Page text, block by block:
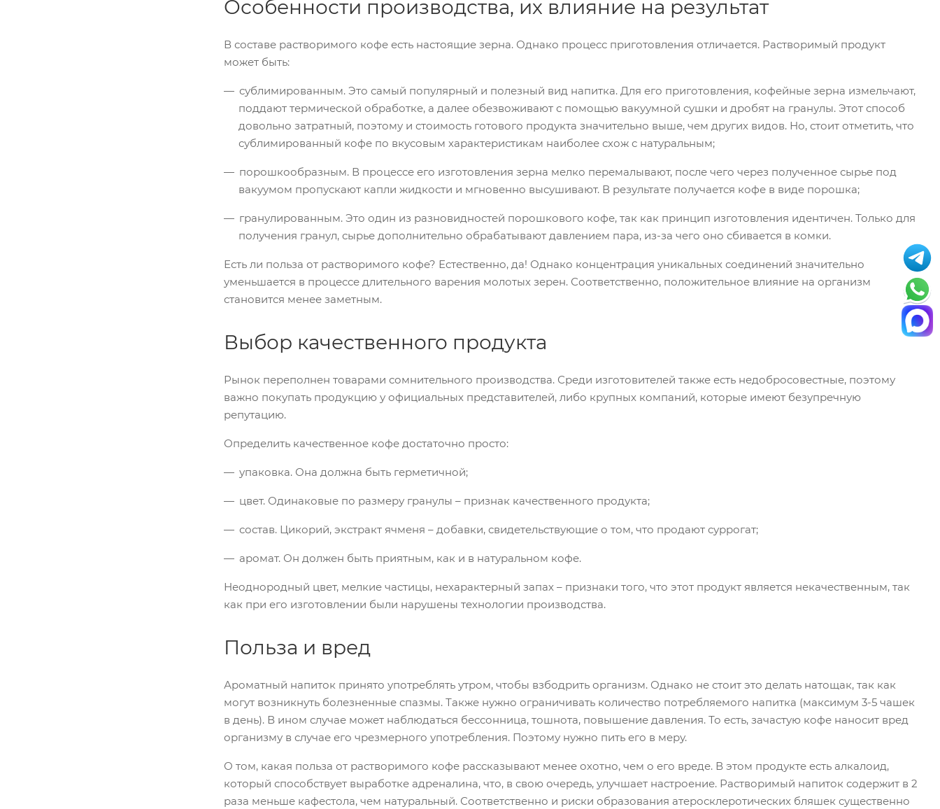
Особенности производства, их влияние на результат
В составе растворимого кофе есть настоящие зерна. Однако процесс приготовления отличается. Растворимый продукт
может быть:
сублимированным. Это самый популярный и полезный вид напитка. Для его приготовления, кофейные зерна измельчают,
поддают термической обработке, а далее обезвоживают с помощью вакуумной сушки и дробят на гранулы. Этот способ
довольно затратный, поэтому и стоимость готового продукта значительно выше, чем других видов. Но, стоит отметить, что
сублимированный кофе по вкусовым характеристикам наиболее схож с натуральным;
порошкообразным. В процессе его изготовления зерна мелко перемалывают, после чего через полученное сырье под
вакуумом пропускают капли жидкости и мгновенно высушивают. В результате получается кофе в виде порошка;
гранулированным. Это один из разновидностей порошкового кофе, так как принцип изготовления идентичен. Только для
получения гранул, сырье дополнительно обрабатывают давлением пара, из-за чего оно сбивается в комки.
Есть ли польза от растворимого кофе? Естественно, да! Однако концентрация уникальных соединений значительно
уменьшается в процессе длительного варения молотых зерен. Соответственно, положительное влияние на организм
становится менее заметным.
Выбор качественного продукта
Рынок переполнен товарами сомнительного производства. Среди изготовителей также есть недобросовестные, поэтому
важно покупать продукцию у официальных представителей, либо крупных компаний, которые имеют безупречную
репутацию.
Определить качественное кофе достаточно просто:
упаковка. Она должна быть герметичной;
цвет. Одинаковые по размеру гранулы – признак качественного продукта;
состав. Цикорий, экстракт ячменя – добавки, свидетельствующие о том, что продают суррогат;
аромат. Он должен быть приятным, как и в натуральном кофе.
Неоднородный цвет, мелкие частицы, нехарактерный запах – признаки того, что этот продукт является некачественным, так
как при его изготовлении были нарушены технологии производства.
Польза и вред
Ароматный напиток принято употреблять утром, чтобы взбодрить организм. Однако не стоит это делать натощак, так как
могут возникнуть болезненные спазмы. Также нужно ограничивать количество потребляемого напитка (максимум 3-5 чашек
в день). В ином случае может наблюдаться бессонница, тошнота, повышение давления. То есть, зачастую кофе наносит вред
организму в случае его чрезмерного употребления. Поэтому нужно пить его в меру.
О том, какая польза от растворимого кофе рассказывают менее охотно, чем о его вреде. В этом продукте есть алкалоид,
который способствует выработке адреналина, что, в свою очередь, улучшает настроение. Растворимый напиток содержит в 2
раза меньше кафестола, чем натуральный. Соответственно и риски образования атеросклеротических бляшек существенно